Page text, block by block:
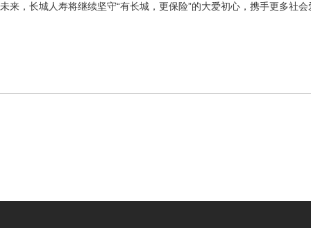
未来，长城人寿将继续坚守“有长城，更保险”的大爱初心，携手更多社